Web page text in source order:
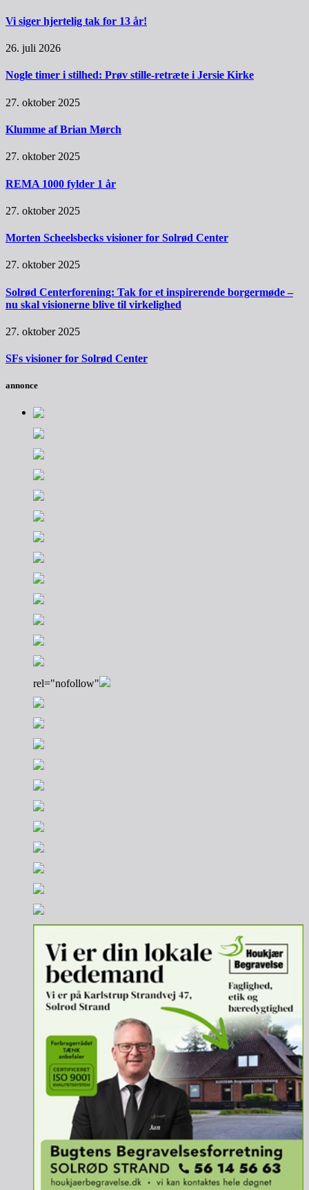
Vi siger hjertelig tak for 13 år!
26. juli 2026
Nogle timer i stilhed: Prøv stille-retræte i Jersie Kirke
27. oktober 2025
Klumme af Brian Mørch
27. oktober 2025
REMA 1000 fylder 1 år
27. oktober 2025
Morten Scheelsbecks visioner for Solrød Center
27. oktober 2025
Solrød Centerforening: Tak for et inspirerende borgermøde –
nu skal visionerne blive til virkelighed
27. oktober 2025
SFs visioner for Solrød Center
annonce
rel="nofollow"